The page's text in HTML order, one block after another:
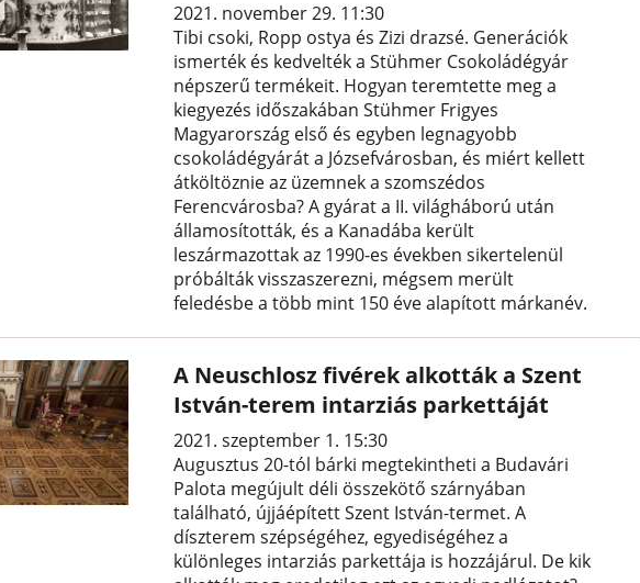
2021. november 29. 11:30
Tibi csoki, Ropp ostya és Zizi drazsé. Generációk
ismerték és kedvelték a Stühmer Csokoládégyár
népszerű termékeit. Hogyan teremtette meg a
kiegyezés időszakában Stühmer Frigyes
Magyarország első és egyben legnagyobb
csokoládégyárát a Józsefvárosban, és miért kellett
átköltöznie az üzemnek a szomszédos
Ferencvárosba? A gyárat a II. világháború után
államosították, és a Kanadába került
leszármazottak az 1990-es években sikertelenül
próbálták visszaszerezni, mégsem merült
feledésbe a több mint 150 éve alapított márkanév.
A Neuschlosz fivérek alkották a Szent
István-terem intarziás parkettáját
2021. szeptember 1. 15:30
Augusztus 20-tól bárki megtekintheti a Budavári
Palota megújult déli összekötő szárnyában
található, újjáépített Szent István-termet. A
díszterem szépségéhez, egyediségéhez a
különleges intarziás parkettája is hozzájárul. De kik